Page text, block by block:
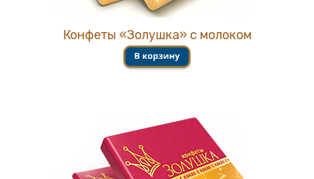
Конфеты «Золушка» с молоком